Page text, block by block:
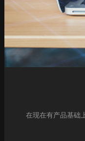
在现在有产品基础